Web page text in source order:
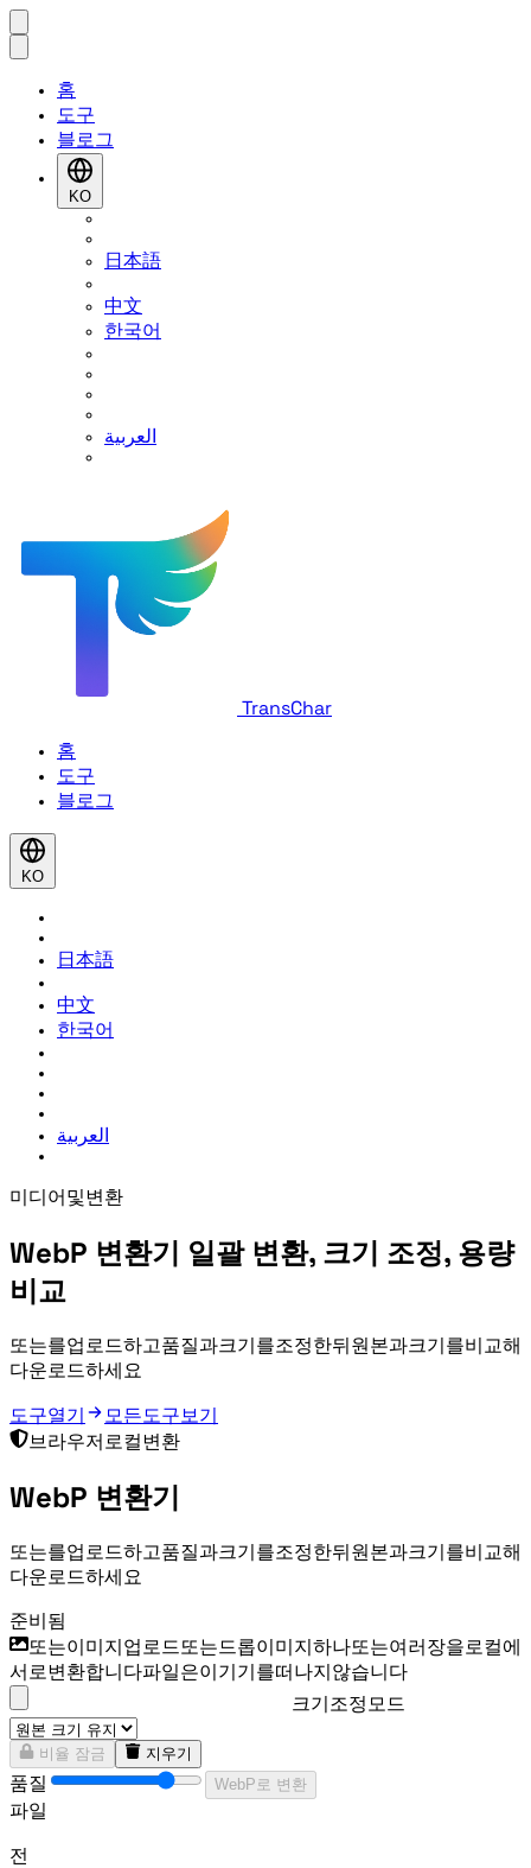
홈
도구
블로그
KO
日本語
中文
한국어
العربية
TransChar
홈
도구
블로그
KO
日本語
中文
한국어
العربية
미디어 및 변환
WebP 변환기 일괄 변환, 크기 조정, 용량
비교
JPG, PNG 또는 GIF를 업로드하고 WebP 품질과 크기를 조정한 뒤 원본과 WebP 크기를 비교해
다운로드하세요.
도구 열기
모든 도구 보기
브라우저 로컬 변환
WebP 변환기
JPG, PNG 또는 GIF를 업로드하고 WebP 품질과 크기를 조정한 뒤 원본과 WebP 크기를 비교해
다운로드하세요.
준비됨.
JPG, PNG 또는 GIF 이미지 업로드 또는 드롭이미지 하나 또는 여러 장을 로컬에
서 WebP로 변환합니다. 파일은 이 기기를 떠나지 않습니다.
크기 조정 모드
비율 잠금 지우기
WebP 품질 WebP로 변환
파일
전